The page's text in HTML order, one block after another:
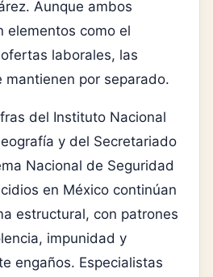
Aunque ambos
elementos como el
laborales, las
mantienen por separado.
del Instituto Nacional
y del Secretariado
Nacional de Seguridad
en México continúan
estructural, con patrones
impunidad y
engaños. Especialistas